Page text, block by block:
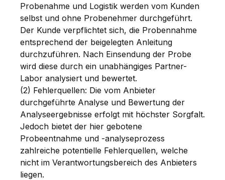
Probenahme und Logistik werden vom Kunden
selbst und ohne Probenehmer durchgeführt.
Der Kunde verpflichtet sich, die Probennahme
entsprechend der beigelegten Anleitung
durchzuführen. Nach Einsendung der Probe
wird diese durch ein unabhängiges Partner-
Labor analysiert und bewertet.
(2) Fehlerquellen: Die vom Anbieter
durchgeführte Analyse und Bewertung der
Analyseergebnisse erfolgt mit höchster Sorgfalt.
Jedoch bietet der hier gebotene
Probeentnahme und -analyseprozess
zahlreiche potentielle Fehlerquellen, welche
nicht im Verantwortungsbereich des Anbieters
liegen.